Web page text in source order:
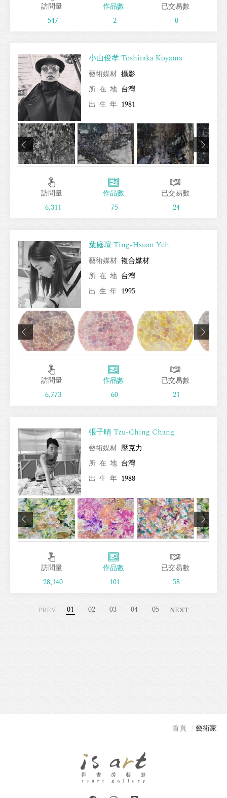
訪問量
547
作品數
2
已交易數
0
小山俊孝 Toshitaka Koyama
藝術媒材 攝影
所在地 台灣
出生年 1981
訪問量
6,311
作品數
75
已交易數
24
葉庭瑄 Ting-Hsuan Yeh
藝術媒材 複合媒材
所在地 台灣
出生年 1995
訪問量
6,773
作品數
60
已交易數
21
張子晴 Tzu-Ching Chang
藝術媒材 壓克力
所在地 台灣
出生年 1988
訪問量
28,140
作品數
101
已交易數
58
PREV 01 02 03 04 05 NEXT
首頁 藝術家